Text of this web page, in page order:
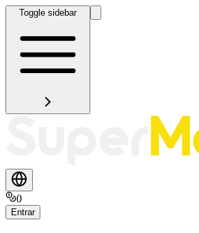
Toggle sidebar
0
Entrar